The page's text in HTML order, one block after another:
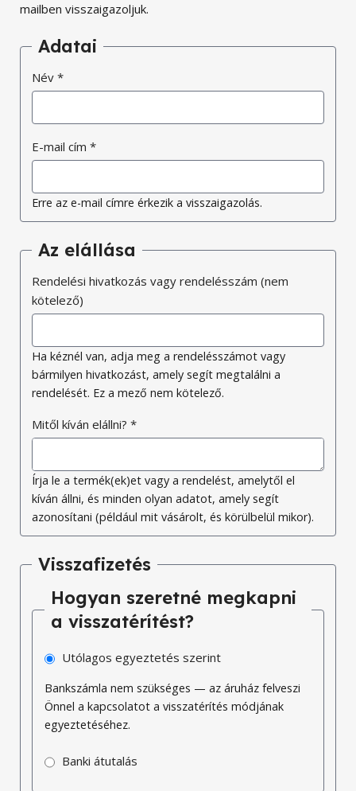
mailben visszaigazoljuk.
Adatai
Név*
E-mail cím*
Erre az e-mail címre érkezik a visszaigazolás.
Az elállása
Rendelési hivatkozás vagy rendelésszám (nem
kötelező)
Ha kéznél van, adja meg a rendelésszámot vagy
bármilyen hivatkozást, amely segít megtalálni a
rendelését. Ez a mező nem kötelező.
Mitől kíván elállni?*
Írja le a termék(ek)et vagy a rendelést, amelytől el
kíván állni, és minden olyan adatot, amely segít
azonosítani (például mit vásárolt, és körülbelül mikor).
Visszafizetés
Hogyan szeretné megkapni
a visszatérítést?
Utólagos egyeztetés szerint
Bankszámla nem szükséges — az áruház felveszi
Önnel a kapcsolatot a visszatérítés módjának
egyeztetéséhez.
Banki átutalás